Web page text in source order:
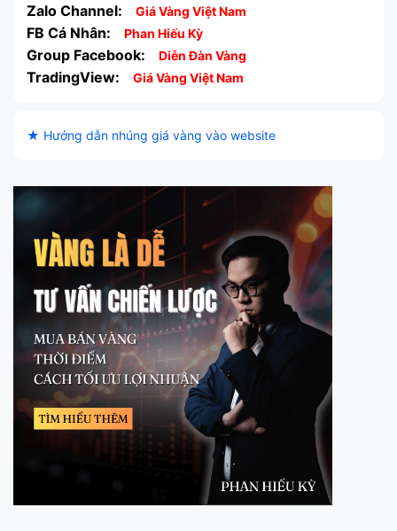
Zalo Channel: Giá Vàng Việt Nam
FB Cá Nhân: Phan Hiếu Kỳ
Group Facebook: Diễn Đàn Vàng
TradingView: Giá Vàng Việt Nam
★ Hướng dẫn nhúng giá vàng vào website